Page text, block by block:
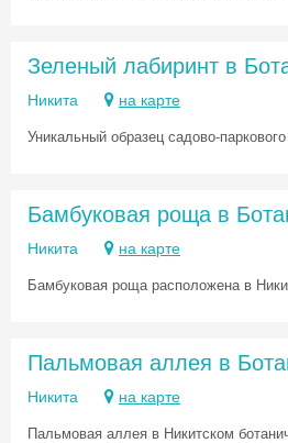
Зеленый лабиринт в
Никита на карте
Уникальный образец садово-
Бамбуковая роща в
Никита на карте
Бамбуковая роща расположена в
Пальмовая аллея в
Никита на карте
Пальмовая аллея в Никитском
Скидка